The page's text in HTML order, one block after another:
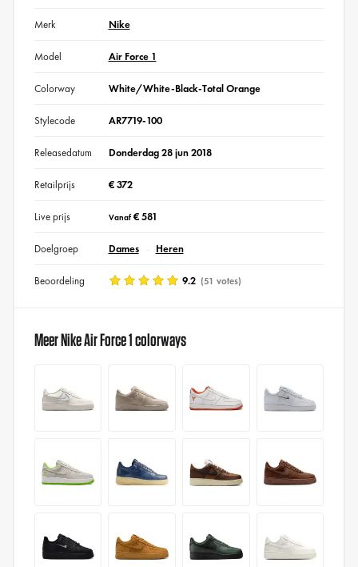
Merk Nike
Model Air Force 1
Colorway White/White-Black-Total Orange
Stylecode AR7719-100
Releasedatum Donderdag 28 jun 2018
Retailprijs € 372
Live prijs Vanaf€ 581
Doelgroep Dames Heren
Beoordeling 9.2 (51 votes)
Meer Nike Air Force 1 colorways